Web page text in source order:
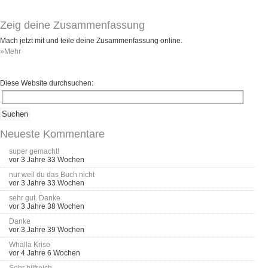
Zeig deine Zusammenfassung
Mach jetzt mit und teile deine Zusammenfassung online.
»Mehr
Diese Website durchsuchen:
Neueste Kommentare
super gemacht!
vor 3 Jahre 33 Wochen
nur weil du das Buch nicht
vor 3 Jahre 33 Wochen
sehr gut. Danke
vor 3 Jahre 38 Wochen
Danke
vor 3 Jahre 39 Wochen
Whalla Krise
vor 4 Jahre 6 Wochen